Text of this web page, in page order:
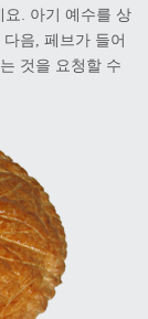
요. 아기 예수를 상
다음, 페브가 들어
것을 요청할 수